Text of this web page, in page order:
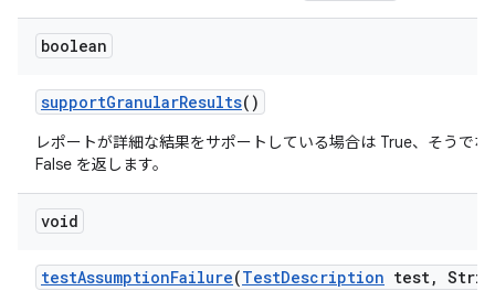
boolean
supportGranularResults()
レポートが詳細な結果をサポートしている場合は True、そうでな
False を返します。
void
testAssumptionFailure(TestDescription test,